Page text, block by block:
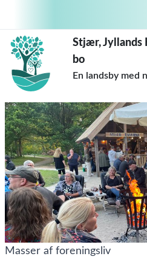
Stjær, Jyllands
bo
En landsby med
Masser af foreningsliv